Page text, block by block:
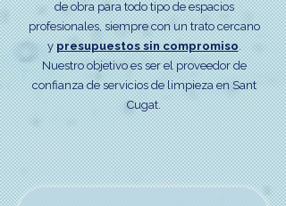
de obra para todo tipo de espacios
profesionales, siempre con un trato cercano
ypresupuestos sin compromiso.
Nuestro objetivo es ser el proveedor de
confianza de servicios de limpieza en Sant
Cugat.